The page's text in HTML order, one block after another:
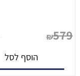
₪579
הוסף לסל